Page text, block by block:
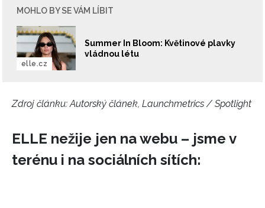
MOHLO BY SE VÁM LÍBIT
Summer In Bloom: Květinové plavky
vládnou létu
elle.cz
Zdroj článku:Autorský článek, Launchmetrics / Spotlight
ELLE nežije jen na webu – jsme v
terénu i na sociálních sítích: